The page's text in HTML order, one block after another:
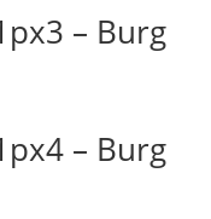
– Burg
– Burg